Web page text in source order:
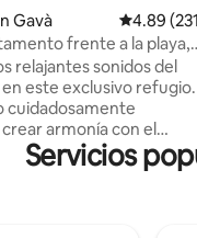
Gavà
4.89
frente a la playa,
al mar
relajantes sonidos del
este exclusivo refugio.
cuidadosamente
armonía con el
a través de
neutros y una
Servicios